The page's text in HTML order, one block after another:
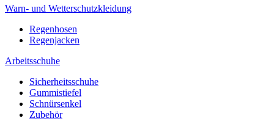
Warn- und Wetterschutzkleidung
Regenhosen
Regenjacken
Arbeitsschuhe
Sicherheitsschuhe
Gummistiefel
Schnürsenkel
Zubehör